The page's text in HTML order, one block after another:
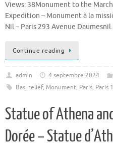
Views: 38Monument to the
Expedition – Monument à la
Nil – Paris 293 Avenue Daumesnil.
Continue reading
admin 4 septembre 2024
Bas_relief, Monument, Paris, Paris
Statue of Athena
Dorée – Statue